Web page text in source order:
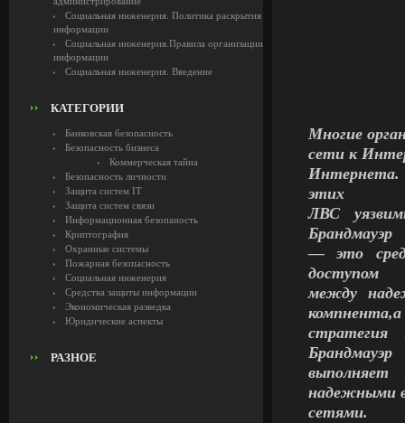
Социальная инженерия. Политика раскрытия
информации
Социальная инженерия.Правила организации
информации
Социальная инженерия. Введение
КАТЕГОРИИ
Банковская безопасность
Безопасность бизнеса
Коммерческая тайна
Безопасность личности
Защита систем IT
Защита систем связи
Информационная безопаность
Криптография
Охранные системы
Пожарная безопасность
Социальная инженерия
Средства защиты информации
Экономическая разведка
Юридические аспекты
РАЗНОЕ
Многие
сети к
Интернета.
этих
ЛВС
Брандмауэр
— это
доступом
между
компнента,а
стратегия
Брандмауэр
надежными
сетями.